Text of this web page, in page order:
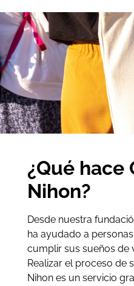
¿Qué hace
Nihon?
Desde nuestra
ha ayudado a
cumplir sus sueños de
Realizar el proceso de
Nihon es un servicio